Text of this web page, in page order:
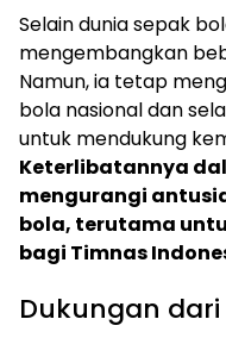
Selain dunia sepak
mengembangkan
Namun, ia tetap
bola nasional dan
untuk mendukung
Keterlibatannya
mengurangi
bola, terutama
bagi Timnas
Dukungan